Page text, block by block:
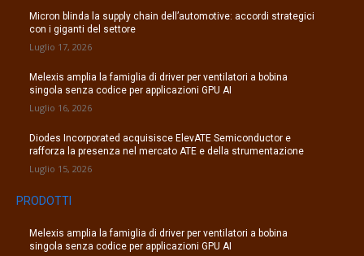
Micron blinda la supply chain dell’automotive: accordi strategici
con i giganti del settore
Luglio 17, 2026
Melexis amplia la famiglia di driver per ventilatori a bobina
singola senza codice per applicazioni GPU AI
Luglio 16, 2026
Diodes Incorporated acquisisce ElevATE Semiconductor e
rafforza la presenza nel mercato ATE e della strumentazione
Luglio 15, 2026
PRODOTTI
Melexis amplia la famiglia di driver per ventilatori a bobina
singola senza codice per applicazioni GPU AI